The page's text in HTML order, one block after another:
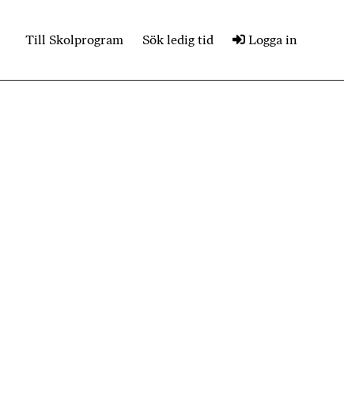
Till Skolprogram Sök ledig tid Logga in